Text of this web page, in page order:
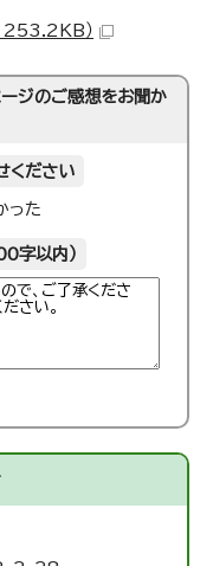
253.2KB）
ージのご感想をお聞か
ください
った
字以内）